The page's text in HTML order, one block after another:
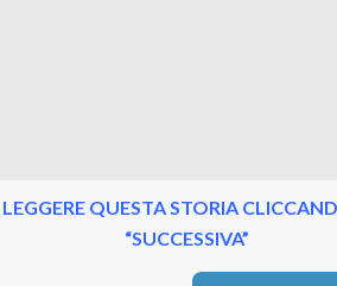
QUESTA STORIA
“SUCCESSIVA”